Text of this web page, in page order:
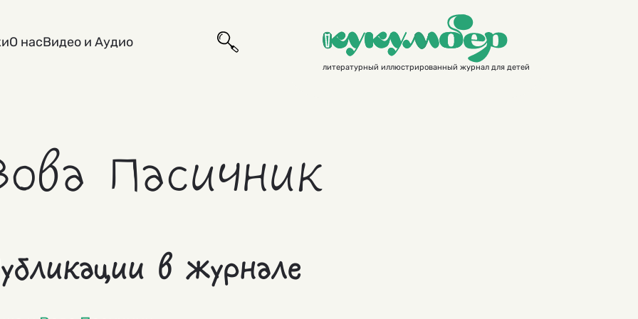
О насВидео и Аудио
литературный иллюстрированный журнал для детей
Пасичник
в журнале